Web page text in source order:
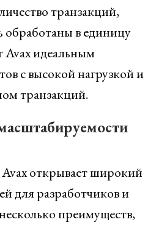
транзакций,
обработаны в единицу
Avax идеальным
с высокой нагрузкой и
транзакций.
открывает широкий
для разработчиков и
преимуществ,